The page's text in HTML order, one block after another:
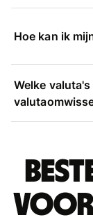
Hoe kan ik
Welke
voor